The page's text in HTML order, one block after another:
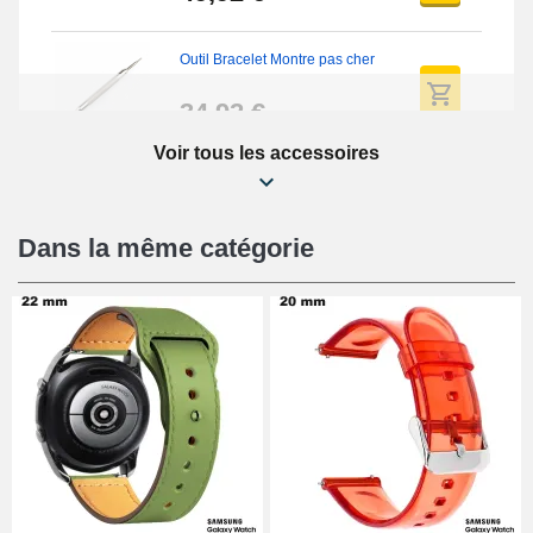
Outil Bracelet Montre pas cher
34,92 €
Kit Réparation Montre Débutant
16,90 €
Pied à Coulisse Numérique
9,90 €
Kit Horlogerie Débutant
26,90 €
Voir tous les accessoires
Dans la même catégorie